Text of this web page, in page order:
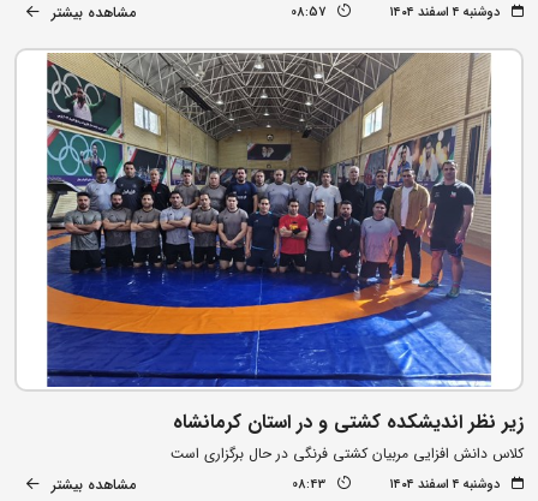
دوشنبه ۴ اسفند ۱۴۰۴ 08:57 مشاهده بیشتر
زیر نظر اندیشکده کشتی و در استان کرمانشاه
کلاس دانش افزایی مربیان کشتی فرنگی در حال برگزاری است
دوشنبه ۴ اسفند ۱۴۰۴ 08:43 مشاهده بیشتر